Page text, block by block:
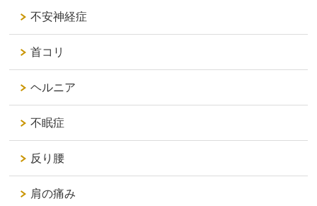
不安神経症
首コリ
ヘルニア
不眠症
反り腰
肩の痛み